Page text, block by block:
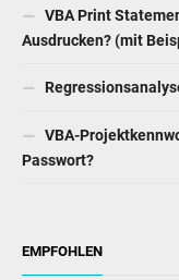
VBA Print
Ausdrucken? (mit
VBA-
Passwort?
EMPFOHLEN